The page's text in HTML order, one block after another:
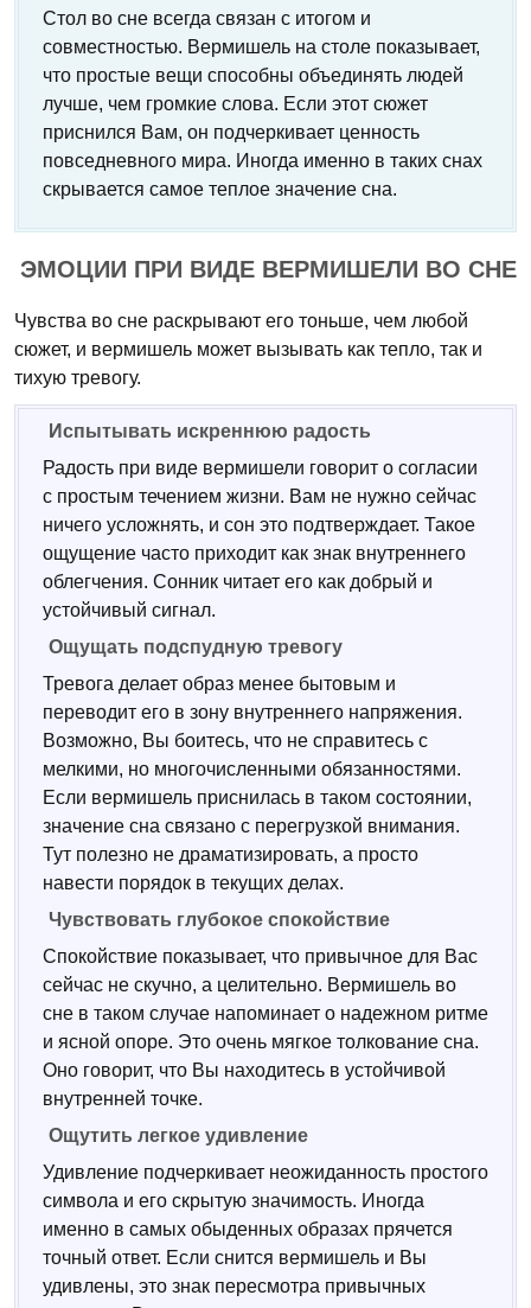
Стол во сне всегда связан с итогом и
совместностью. Вермишель на столе показывает,
что простые вещи способны объединять людей
лучше, чем громкие слова. Если этот сюжет
приснился Вам, он подчеркивает ценность
повседневного мира. Иногда именно в таких снах
скрывается самое теплое значение сна.
ЭМОЦИИ ПРИ ВИДЕ ВЕРМИШЕЛИ ВО СНЕ
Чувства во сне раскрывают его тоньше, чем любой
сюжет, и вермишель может вызывать как тепло, так и
тихую тревогу.
Испытывать искреннюю радость
Радость при виде вермишели говорит о согласии
с простым течением жизни. Вам не нужно сейчас
ничего усложнять, и сон это подтверждает. Такое
ощущение часто приходит как знак внутреннего
облегчения. Сонник читает его как добрый и
устойчивый сигнал.
Ощущать подспудную тревогу
Тревога делает образ менее бытовым и
переводит его в зону внутреннего напряжения.
Возможно, Вы боитесь, что не справитесь с
мелкими, но многочисленными обязанностями.
Если вермишель приснилась в таком состоянии,
значение сна связано с перегрузкой внимания.
Тут полезно не драматизировать, а просто
навести порядок в текущих делах.
Чувствовать глубокое спокойствие
Спокойствие показывает, что привычное для Вас
сейчас не скучно, а целительно. Вермишель во
сне в таком случае напоминает о надежном ритме
и ясной опоре. Это очень мягкое толкование сна.
Оно говорит, что Вы находитесь в устойчивой
внутренней точке.
Ощутить легкое удивление
Удивление подчеркивает неожиданность простого
символа и его скрытую значимость. Иногда
именно в самых обыденных образах прячется
точный ответ. Если снится вермишель и Вы
удивлены, это знак пересмотра привычных